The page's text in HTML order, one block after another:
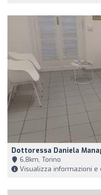
Dottoressa Daniela
6,8km, Torino
Visualizza informazioni e